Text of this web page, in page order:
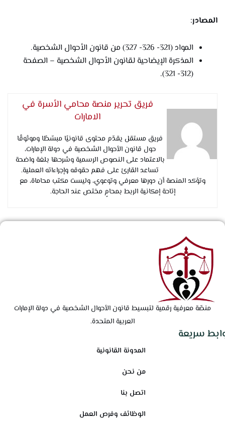
المصادر:
المواد (321- 326- 327) من قانون الأحوال الشخصية.
المذكرة الإيضاحية لقانون الأحوال الشخصية – الصفحة
(312- 321).
فريق تحرير منصة محامي الأسرة في
الامارات
فريق مستقل يقدّم محتوى قانونيًا مبسّطًا وموثوقًا
حول قانون الأحوال الشخصية في دولة الإمارات،
بالاعتماد على النصوص الرسمية وشرحها بلغة واضحة
تساعد القارئ على فهم حقوقه وإجراءاته العملية.
وتؤكد المنصة أن دورها معرفي وتوعوي، وليست مكتب محاماة، مع
إتاحة إمكانية الربط بمحامٍ مختص عند الحاجة.
منصّة معرفية رقمية لتبسيط قانون الأحوال الشخصية في دولة الإمارات
العربية المتحدة.
سريعة
المدونة القانونية
من نحن
اتصل بنا
الوظائف وفرص العمل